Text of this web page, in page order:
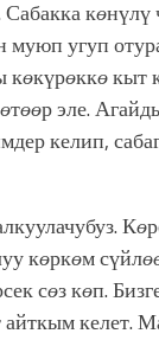
көнүлү
муюп угуп
көкүрөккөкыт
өтөөр эле.
келип,
Кө
көркөм сүйл
сөз көп.
келет.